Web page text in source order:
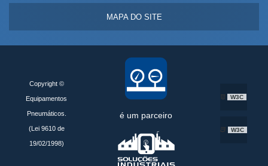
MAPA DO SITE
Copyright ©
Equipamentos
Pneumáticos.
(Lei 9610 de
19/02/1998)
é um parceiro
W3C
W3C